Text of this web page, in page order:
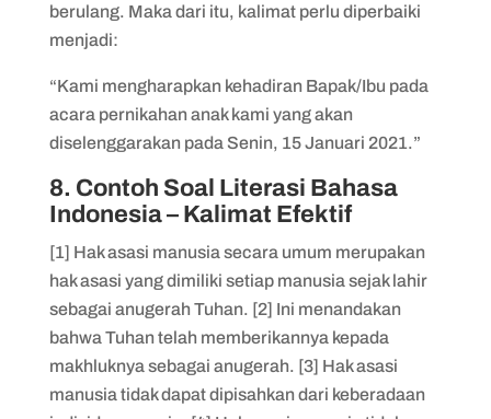
berulang. Maka dari itu, kalimat perlu diperbaiki
menjadi:
“Kami mengharapkan kehadiran Bapak/Ibu pada
acara pernikahan anak kami yang akan
diselenggarakan pada Senin, 15 Januari 2021.”
8. Contoh Soal Literasi Bahasa
Indonesia – Kalimat Efektif
[1] Hak asasi manusia secara umum merupakan
hak asasi yang dimiliki setiap manusia sejak lahir
sebagai anugerah Tuhan. [2] Ini menandakan
bahwa Tuhan telah memberikannya kepada
makhluknya sebagai anugerah. [3] Hak asasi
manusia tidak dapat dipisahkan dari keberadaan